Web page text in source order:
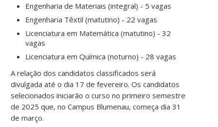
Engenharia de Materiais (integral) - 5 vagas
Engenharia Têxtil (matutino) - 22 vagas
Licenciatura em Matemática (matutino) - 32
vagas
Licenciatura em Química (noturno) - 28 vagas
A relação dos candidatos classificados será
divulgada até o dia 17 de fevereiro. Os candidatos
selecionados iniciarão o curso no primeiro semestre
de 2025 que, no Campus Blumenau, começa dia 31
de março.